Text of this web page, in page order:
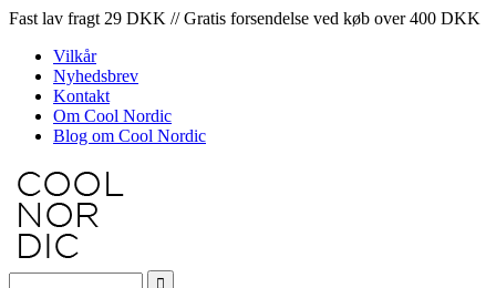
Fast lav fragt 29 DKK // Gratis forsendelse ved køb over 400 DKK
Vilkår
Nyhedsbrev
Kontakt
Om Cool Nordic
Blog om Cool Nordic